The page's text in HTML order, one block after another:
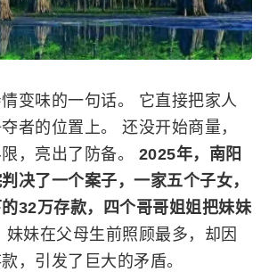
变味的一句话。 它直接把家人
者的位置上。 还没开始商量，
，亮出了防备。 2025年，南阳
决了一个案子，一家五个子女，
32万存款，四个哥哥姐姐把妹妹
妹妹在父母生前照顾最多，却因
，引发了巨大的矛盾。